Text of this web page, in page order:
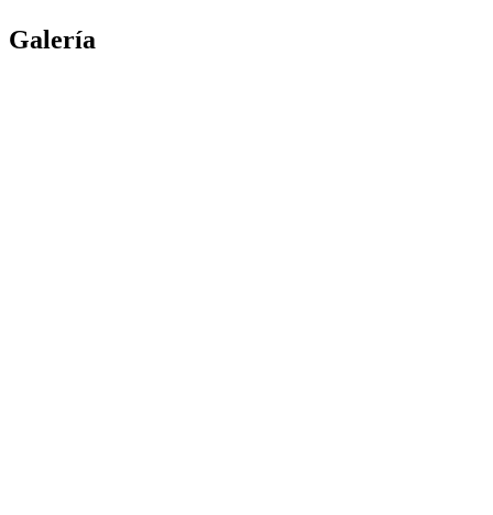
Galería